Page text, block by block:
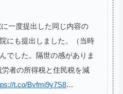
一度提出した同じ内容の
にも提出しました。（当時
でした。隔世の感がありま
者の所得税と住民税を減
t.co/Bvfmj9y7S8…